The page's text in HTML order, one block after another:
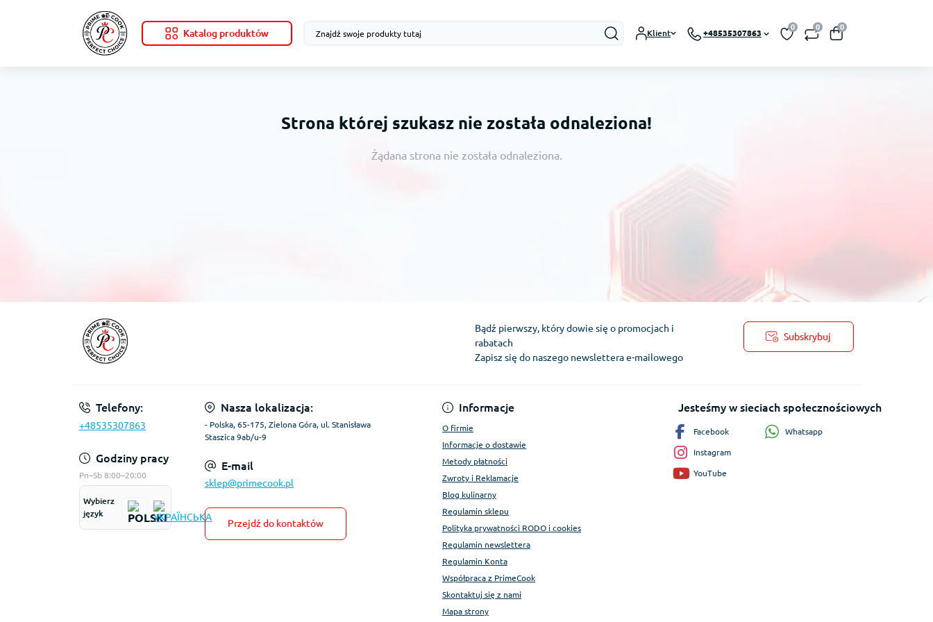
Katalog produktów Klient +48535307863
0 0 0
Strona której szukasz nie została odnaleziona!
Żądana strona nie została odnaleziona.
Bądź pierwszy, który dowie się o promocjach i
rabatach
Zapisz się do naszego newslettera e-mailowego
Subskrybuj
Regulamin Konta
Telefony:
+48535307863
Godziny pracy
Pn–Sb 8:00–20:00
Wybierz
język
Nasza lokalizacja:
- Polska, 65-175, Zielona Góra, ul. Stanisława
Staszica 9ab/u-9
E-mail
sklep@primecook.pl
Przejdź do kontaktów
Informacje
O firmie
Informacje o dostawie
Metody płatności
Zwroty i Reklamacje
Blog kulinarny
Regulamin sklepu
Polityka prywatności RODO i cookies
Regulamin newslettera
Regulamin Konta
Współpraca z PrimeCook
Skontaktuj się z nami
Mapa strony
Jesteśmy w sieciach społecznościowych
Facebook
Instagram
YouTube
Whatsapp